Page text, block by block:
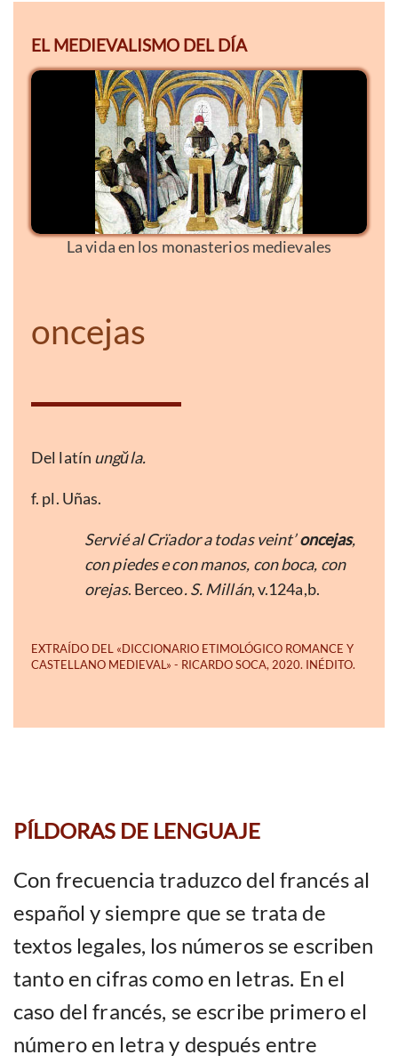
EL MEDIEVALISMO DEL DÍA
La vida en los monasterios medievales
oncejas
Del latín ungŭla.
f. pl. Uñas.
Servié al Crïador a todas veint’oncejas,
con piedes e con manos, con boca, con
orejas. Berceo. S. Millán, v.124a,b.
PÍLDORAS DE LENGUAJE
Con frecuencia traduzco del francés al
español y siempre que se trata de
textos legales, los números se escriben
tanto en cifras como en letras. En el
caso del francés, se escribe primero el
número en letra y después entre